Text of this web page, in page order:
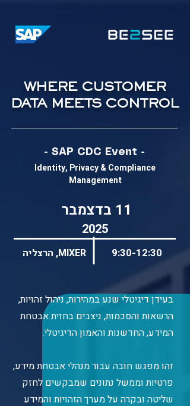
WHERE CUSTOMER
DATA MEETS CONTROL
- SAP CDC Event -
Identity, Privacy & Compliance
Management
11 בדצמבר
2025
MIXER, הרצליה 9:30-12:30
בעידן דיגיטלי שנע במהירות, ניהול זהויות,
הרשאות והסכמות, ניצבים בחזית אבטחת
המידע, החדשנות והאמון הדיגיטלי.
זהו מפגש חובה עבור מנהלי אבטחת מידע,
פרטיות וממשל נתונים שמבקשים לחזק
שליטה ובקרה על מערך הזהויות והמידע